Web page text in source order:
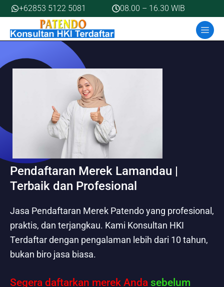
Skip
to
content
+62853 5122 5081 08.00 – 16.30 WIB
Pendaftaran Merek Lamandau |
Terbaik dan Profesional
Jasa Pendaftaran Merek Patendo yang profesional,
praktis, dan terjangkau. Kami Konsultan HKI
Terdaftar dengan pengalaman lebih dari 10 tahun,
bukan biro jasa biasa.
Segera daftarkan merek Anda sebelum